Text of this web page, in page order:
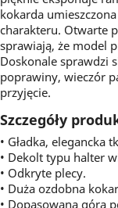
kokarda
charakteru. Otwarte
sprawiają, że model
Doskonale sprawdzi
poprawiny, wieczór
przyjęcie.
Szczegóły
• Gładka, elegancka
• Dekolt typu halter
• Odkryte plecy.
• Duża ozdobna
• Dopasowana góra